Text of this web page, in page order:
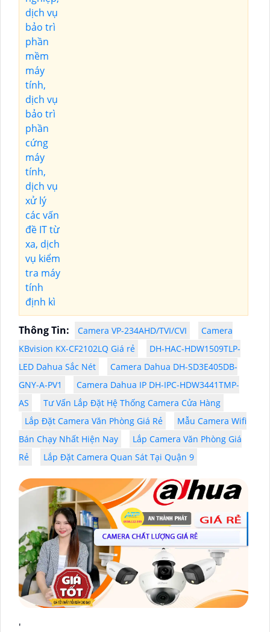
Thông Tin: Camera VP-234AHD/TVI/CVI
Camera
KBvision KX-CF2102LQ Giá rẻ
DH-HAC-HDW1509TLP-
LED Dahua Sắc Nét
Camera Dahua DH-SD3E405DB-
GNY-A-PV1
Camera Dahua IP DH-IPC-HDW3441TMP-
AS
Tư Vấn Lắp Đặt Hệ Thống Camera Cửa Hàng
Lắp Đặt Camera Văn Phòng Giá Rẻ
Mẫu Camera Wifi
Bán Chạy Nhất Hiện Nay
Lắp Camera Văn Phòng Giá
Rẻ
Lắp Đặt Camera Quan Sát Tại Quận 9
'